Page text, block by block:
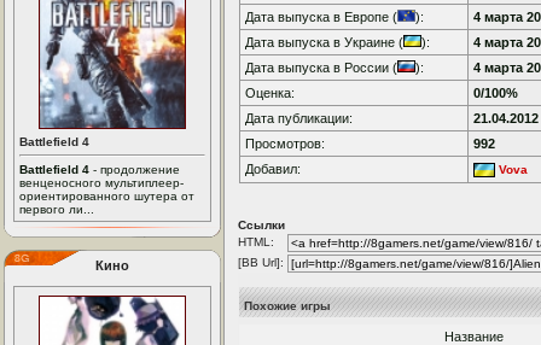
Battlefield 4
Battlefield 4 - продолжение
венценосного мультиплеер-
ориентированного шутера от
первого ли...
Кино
Дата выпуска в Европе (
):
4 марта
Дата выпуска в Украине (
):
4 марта
Дата выпуска в России (
):
4 марта
Оценка:
0/100%
Дата публикации:
21.04.2012
Просмотров:
992
Добавил:
Vova
Ссылки
HTML:
[BB Url]:
Похожие игры
Название